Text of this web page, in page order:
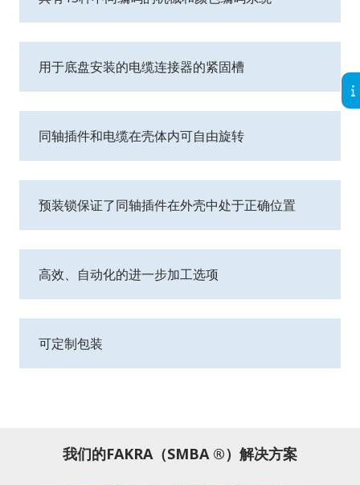
用于底盘安装的电缆连接器的紧固槽
同轴插件和电缆在壳体内可自由旋转
预装锁保证了同轴插件在外壳中处于正确位置
高效、自动化的进一步加工选项
可定制包装
我们的FAKRA（SMBA ®）解决方案